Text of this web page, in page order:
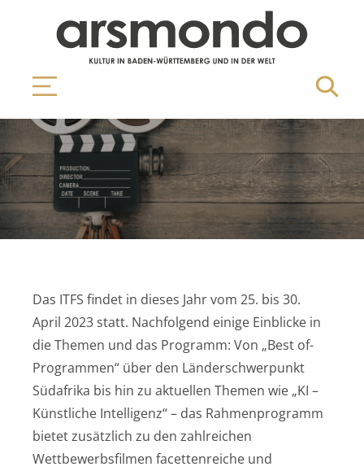
Das ITFS findet in dieses Jahr vom 25. bis 30.
April 2023 statt. Nachfolgend einige Einblicke in
die Themen und das Programm: Von „Best of-
Programmen“ über den Länderschwerpunkt
Südafrika bis hin zu aktuellen Themen wie „KI –
Künstliche Intelligenz“ – das Rahmenprogramm
bietet zusätzlich zu den zahlreichen
Wettbewerbsfilmen facettenreiche und